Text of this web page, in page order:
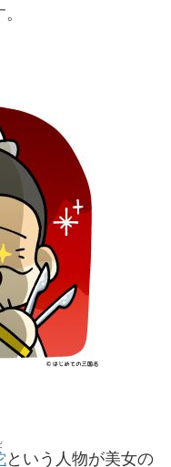
という人物が美女の